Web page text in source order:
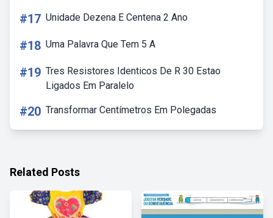
#17 Unidade Dezena E Centena 2 Ano
#18 Uma Palavra Que Tem 5 A
#19 Tres Resistores Identicos De R 30 Estao
Ligados Em Paralelo
#20 Transformar Centímetros Em Polegadas
Related Posts